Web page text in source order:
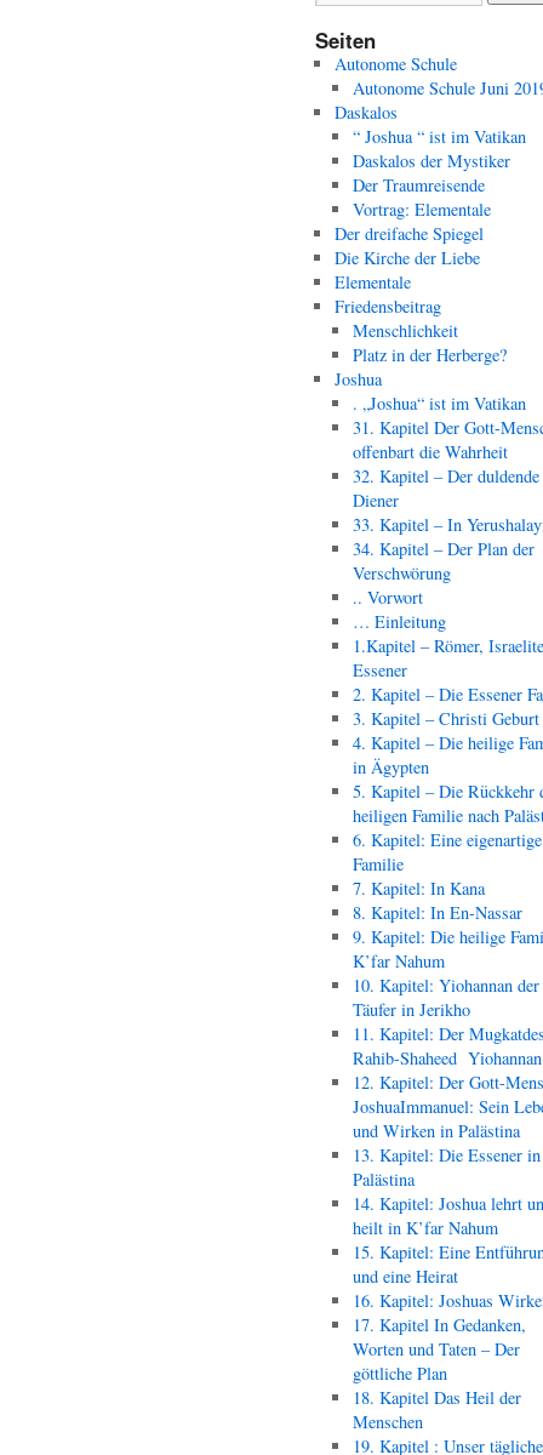
Seiten
Autonome Schule
Autonome Schule Juni
Daskalos
“ Joshua “ ist im Vatikan
Daskalos der Mystiker
Der Traumreisende
Vortrag: Elementale
Der dreifache Spiegel
Die Kirche der Liebe
Elementale
Friedensbeitrag
Menschlichkeit
Platz in der Herberge?
Joshua
. „Joshua“ ist im Vatikan
31. Kapitel Der Gott-
offenbart die Wahrheit
32. Kapitel – Der duldende
Diener
33. Kapitel – In
34. Kapitel – Der Plan der
Verschwörung
.. Vorwort
… Einleitung
1.Kapitel – Römer,
Essener
2. Kapitel – Die Essener
3. Kapitel – Christi Geburt
4. Kapitel – Die heilige
in Ägypten
5. Kapitel – Die Rückkehr
heiligen Familie nach
6. Kapitel: Eine eigenartige
Familie
7. Kapitel: In Kana
8. Kapitel: In En-Nassar
9. Kapitel: Die heilige
K’far Nahum
10. Kapitel: Yiohannan der
Täufer in Jerikho
11. Kapitel: Der
Rahib-Shaheed
12. Kapitel: Der Gott-
JoshuaImmanuel: Sein
und Wirken in Palästina
13. Kapitel: Die Essener in
Palästina
14. Kapitel: Joshua lehrt
heilt in K’far Nahum
15. Kapitel: Eine
und eine Heirat
16. Kapitel: Joshuas
17. Kapitel In Gedanken,
Worten und Taten – Der
göttliche Plan
18. Kapitel Das Heil der
Menschen
19. Kapitel : Unser